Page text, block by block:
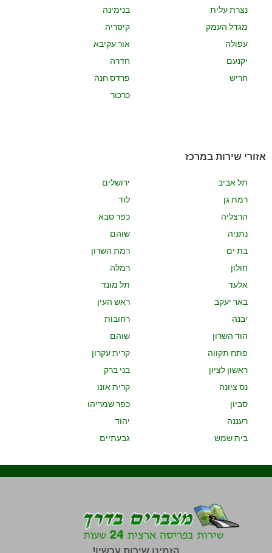
נצרת עלית
מגדל העמק
עפולה
יקנעם
חריש
בנימינה
קיסריה
אור עקיבא
חדרה
פרדס חנה
כרכור
אזורי שירות במרכז
תל אביב
רמת גן
הרצליה
נתניה
בת ים
חולון
אלעד
באר יעקב
יבנה
הוד השרון
פתח תקווה
ראשון לציון
נס ציונה
סביון
רעננה
בית שמש
ירושלים
לוד
כפר סבא
שוהם
רמת השרון
רמלה
תל מונד
ראש העין
רחובות
שוהם
קרית עקרון
בני ברק
קרית אונו
כפר שמריהו
יהוד
גבעתיים